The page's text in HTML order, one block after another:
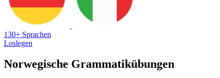
130+ Sprachen
Loslegen
Norwegische Grammatikübungen